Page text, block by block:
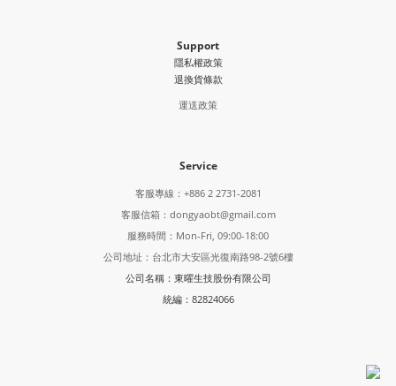
Support
隱私權政策
退換貨條款
運送政策
Service
客服專線：+886 2 2731-2081
客服信箱：dongyaobt@gmail.com
服務時間：Mon-Fri, 09:00-18:00
公司地址：台北市大安區光復南路98-2號6樓
公司名稱：東曜生技股份有限公司
統編：82824066